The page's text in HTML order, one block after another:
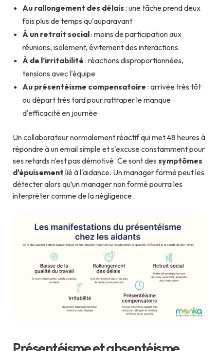
Au rallongement des délais : une tâche prend deux
fois plus de temps qu'auparavant
À un retrait social: moins de participation aux
réunions, isolement, évitement des interactions
À de l’irritabilité : réactions disproportionnées,
tensions avec l'équipe
Au présentéisme compensatoire : arrivée très tôt
ou départ très tard pour rattraper le manque
d'efficacité en journée
Un collaborateur normalement réactif qui met 48 heures à
répondre à un email simple et s'excuse constamment pour
ses retards n'est pas démotivé. Ce sont des symptômes
d'épuisement lié à l'aidance. Un manager formé peut les
détecter alors qu’un manager non formé pourra les
interprèter comme de la négligence.